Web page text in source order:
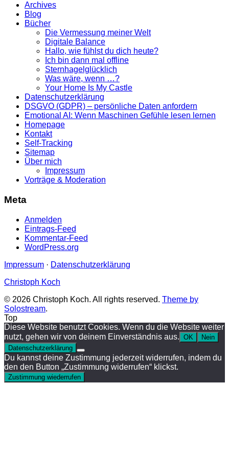
Archives
Blog
Bücher
Die Vermessung meiner Welt
Digitale Balance
Hallo, wie fühlst du dich heute?
Ich bin dann mal offline
Sternhagelglücklich
Was wäre, wenn …?
Your Home Is My Castle
Datenschutzerklärung
DSGVO (GDPR) – persönliche Daten anfordern
Emotional AI: Wenn Maschinen Gefühle lesen lernen
Homepage
Kontakt
Self-Tracking
Sitemap
Über mich
Impressum
Vorträge & Moderation
Meta
Anmelden
Eintrags-Feed
Kommentar-Feed
WordPress.org
Impressum · Datenschutzerklärung
Christoph Koch
© 2026 Christoph Koch. All rights reserved. Theme by
Solostream.
Top
Diese Website benutzt Cookies. Wenn du die Website weiter
nutzt, gehen wir von deinem Einverständnis aus. OK
Nein
Datenschutzerklärung
Du kannst deine Zustimmung jederzeit widerrufen, indem du
den den Button „Zustimmung widerrufen“ klickst.
Zustimmung wiederrufen